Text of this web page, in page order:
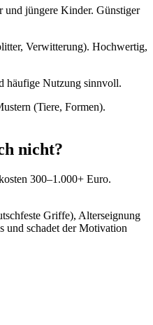
und jüngere Kinder. Günstiger
Verwitterung). Hochwertig,
häufige Nutzung sinnvoll.
(Tiere, Formen).
nicht?
300–1.000+ Euro.
Griffe), Alterseignung
und schadet der Motivation